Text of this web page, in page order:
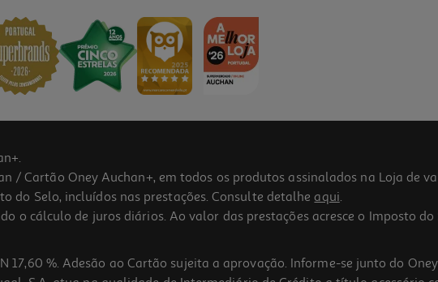
/ Cartão Oney Auchan+, em todos os produtos assinalados na Loja de
do Selo, incluídos nas prestações. Consulte detalhe aqui.
o cálculo de juros diários. Ao valor das prestações acresce o Imposto
%. Adesão ao Cartão sujeita a aprovação. Informe-se junto do